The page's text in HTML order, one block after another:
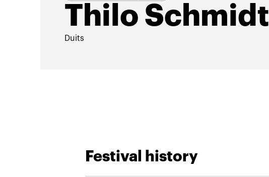
Thilo Schmidt
Duits
Festival history